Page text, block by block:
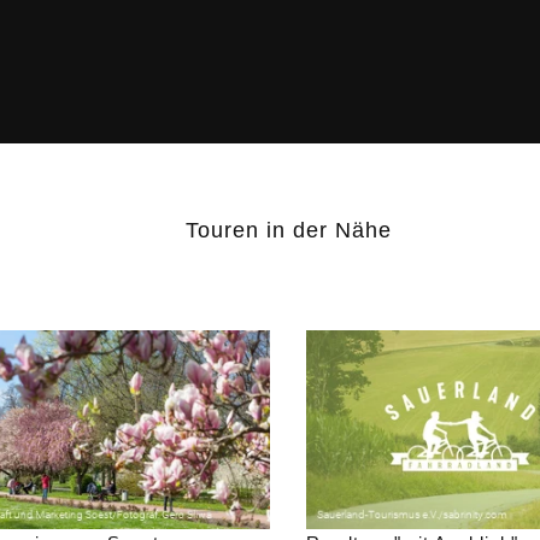
Touren in der Nähe